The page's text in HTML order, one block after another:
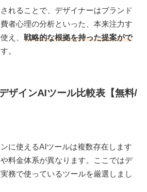
れることで、デザイナーはブランド
者心理の分析といった、本来注力す
え、戦略的な根拠を持った提案がで
。
ザインAIツール比較表【無料/
に使えるAIツールは複数存在します
料金体系が異なります。ここではデ
務で使っているツールを厳選しまし